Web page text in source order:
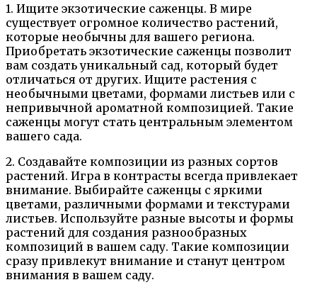
1. Ищите экзотические саженцы. В мире
существует огромное количество растений,
которые необычны для вашего региона.
Приобретать экзотические саженцы позволит
вам создать уникальный сад, который будет
отличаться от других. Ищите растения с
необычными цветами, формами листьев или с
непривычной ароматной композицией. Такие
саженцы могут стать центральным элементом
вашего сада.
2. Создавайте композиции из разных сортов
растений. Игра в контрасты всегда привлекает
внимание. Выбирайте саженцы с яркими
цветами, различными формами и текстурами
листьев. Используйте разные высоты и формы
растений для создания разнообразных
композиций в вашем саду. Такие композиции
сразу привлекут внимание и станут центром
внимания в вашем саду.